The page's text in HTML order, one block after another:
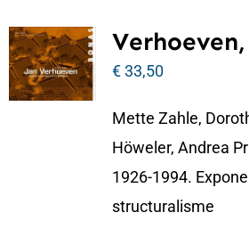
Verhoeven,
€33,50
Mette Zahle,
Höweler, Andrea
1926-1994.
structuralisme